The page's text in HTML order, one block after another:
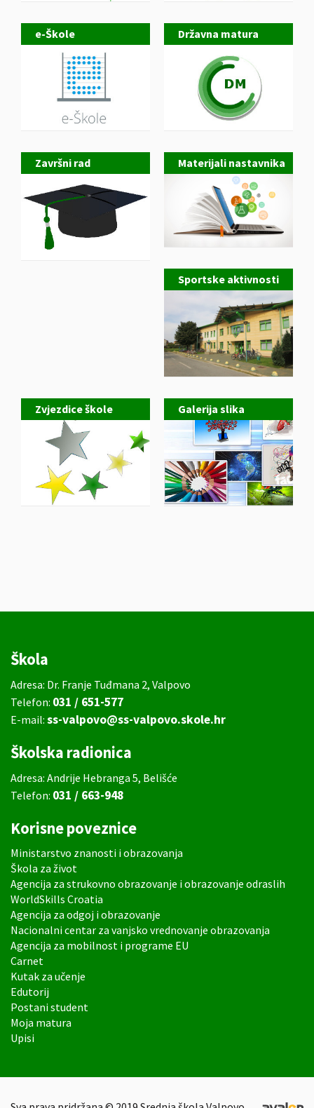
e-Škole Državna matura
Završni rad Materijali nastavnika
Sportske aktivnosti
Zvjezdice škole Galerija slika
Škola
Adresa: Dr. Franje Tuđmana 2, Valpovo
Telefon: 031 / 651-577
E-mail: ss-valpovo@ss-valpovo.skole.hr
Školska radionica
Adresa: Andrije Hebranga 5, Belišće
Telefon: 031 / 663-948
Korisne poveznice
Ministarstvo znanosti i obrazovanja
Škola za život
Agencija za strukovno obrazovanje i obrazovanje odraslih
WorldSkills Croatia
Agencija za odgoj i obrazovanje
Nacionalni centar za vanjsko vrednovanje obrazovanja
Agencija za mobilnost i programe EU
Carnet
Kutak za učenje
Edutorij
Postani student
Moja matura
Upisi